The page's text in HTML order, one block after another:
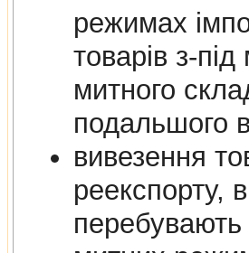
режимах імпорт
товарів з-під
митного складу або спеціальної
вивезення
реекспорту,
перебувають у